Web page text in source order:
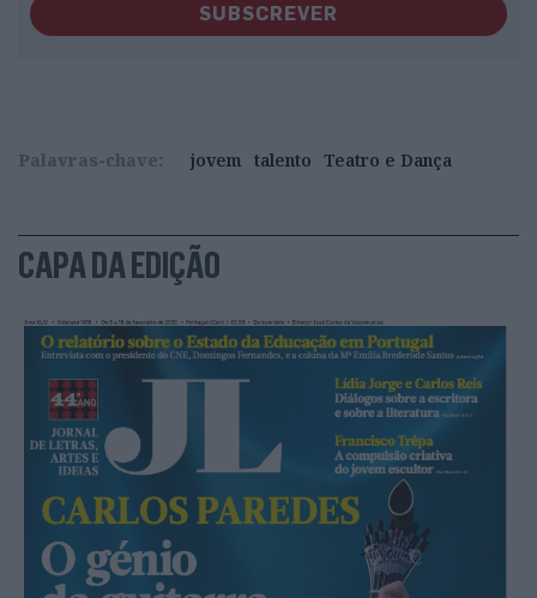
SUBSCREVER
Palavras-chave: jovem talento Teatro e Dança
CAPA DA EDIÇÃO